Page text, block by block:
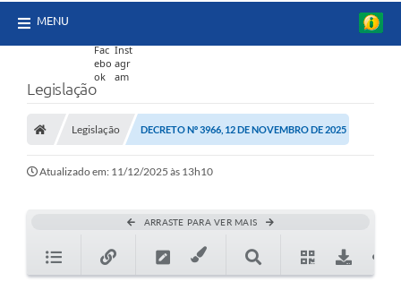
MENU
Legislação
Legislação DECRETO Nº 3966, 12 DE NOVEMBRO DE 2025
Atualizado em: 11/12/2025 às 13h10
ARRASTE PARA VER MAIS